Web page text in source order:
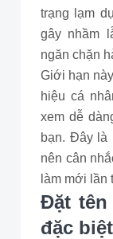
trạng lạm
gây nhầm
ngăn chặn
Giới hạn
hiệu cá
xem dễ
bạn. Đây là
nên cân
làm mới lần
Đặt tên
đặc